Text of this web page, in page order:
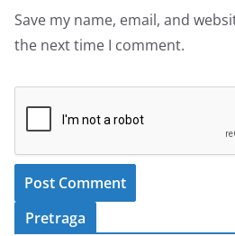
Save my name, email, and
the next time I comment.
Pretraga